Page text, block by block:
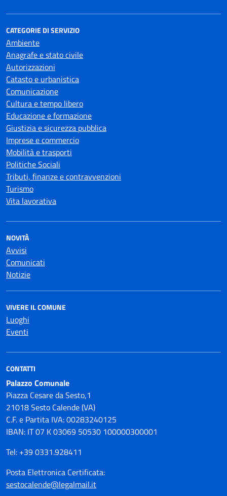
CATEGORIE DI SERVIZIO
Ambiente
Anagrafe e stato civile
Autorizzazioni
Catasto e urbanistica
Comunicazione
Cultura e tempo libero
Educazione e formazione
Giustizia e sicurezza pubblica
Imprese e commercio
Mobilità e trasporti
Politiche Sociali
Tributi, finanze e contravvenzioni
Turismo
Vita lavorativa
NOVITÀ
Avvisi
Comunicati
Notizie
VIVERE IL COMUNE
Luoghi
Eventi
CONTATTI
Palazzo Comunale
Piazza Cesare da Sesto,1
21018 Sesto Calende (VA)
C.F. e Partita IVA: 00283240125
IBAN: IT 07 K 03069 50530 100000300001
Tel: +39 0331.928411
Posta Elettronica Certificata:
sestocalende@legalmail.it